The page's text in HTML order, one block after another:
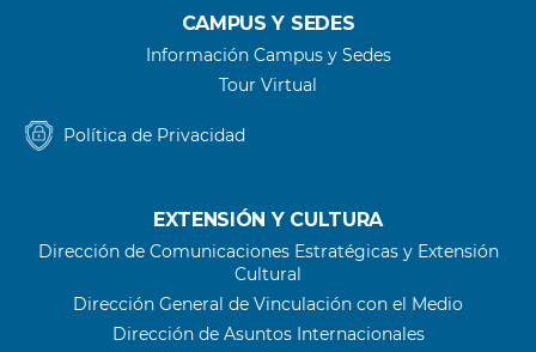
CAMPUS Y SEDES
Información Campus y Sedes
Tour Virtual
Política de Privacidad
EXTENSIÓN Y CULTURA
Dirección de Comunicaciones Estratégicas y Extensión
Cultural
Dirección General de Vinculación con el Medio
Dirección de Asuntos Internacionales